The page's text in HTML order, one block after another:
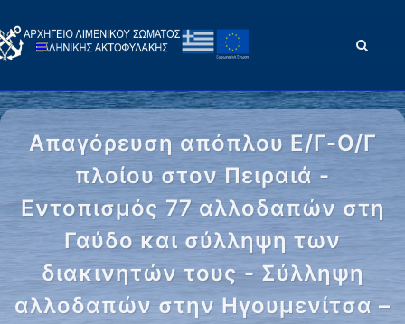
Απαγόρευση απόπλου Ε/Γ-Ο/Γ
πλοίου στον Πειραιά -
Εντοπισμός 77 αλλοδαπών στη
Γαύδο και σύλληψη των
διακινητών τους - Σύλληψη
αλλοδαπών στην Ηγουμενίτσα –